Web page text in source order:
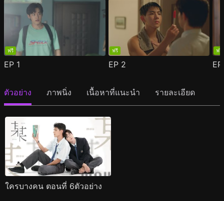
ฟรี
EP 1
ฟรี
EP 2
ฟรี
ตัวอย่าง ภาพนิ่ง เนื้อหาที่แนะนำ รายละเอียด
ใครบางคน ตอนที่ 6ตัวอย่าง